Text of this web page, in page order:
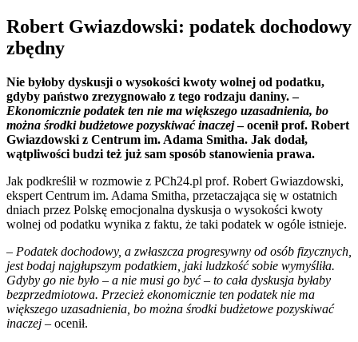
Robert Gwiazdowski: podatek dochodowy
zbędny
Nie byłoby dyskusji o wysokości kwoty wolnej od podatku,
gdyby państwo zrezygnowało z tego rodzaju daniny. –
Ekonomicznie podatek ten nie ma większego uzasadnienia, bo
można środki budżetowe pozyskiwać inaczej– ocenił prof. Robert
Gwiazdowski z Centrum im. Adama Smitha. Jak dodał,
wątpliwości budzi też już sam sposób stanowienia prawa.
Jak podkreślił w rozmowie z PCh24.pl prof. Robert Gwiazdowski,
ekspert Centrum im. Adama Smitha, przetaczająca się w ostatnich
dniach przez Polskę emocjonalna dyskusja o wysokości kwoty
wolnej od podatku wynika z faktu, że taki podatek w ogóle istnieje.
– Podatek dochodowy, a zwłaszcza progresywny od osób fizycznych,
jest bodaj najgłupszym podatkiem, jaki ludzkość sobie wymyśliła.
Gdyby go nie było – a nie musi go być – to cała dyskusja byłaby
bezprzedmiotowa. Przecież ekonomicznie ten podatek nie ma
większego uzasadnienia, bo można środki budżetowe pozyskiwać
inaczej – ocenił.